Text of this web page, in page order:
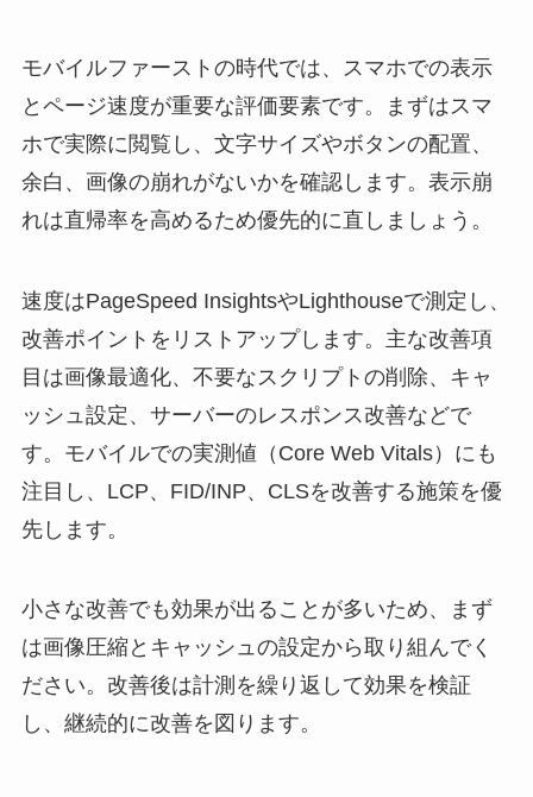
モバイルファーストの時代では、スマホでの表示
とページ速度が重要な評価要素です。まずはスマ
ホで実際に閲覧し、文字サイズやボタンの配置、
余白、画像の崩れがないかを確認します。表示崩
れは直帰率を高めるため優先的に直しましょう。
速度はPageSpeed InsightsやLighthouseで測定し、
改善ポイントをリストアップします。主な改善項
目は画像最適化、不要なスクリプトの削除、キャ
ッシュ設定、サーバーのレスポンス改善などで
す。モバイルでの実測値（Core Web Vitals）にも
注目し、LCP、FID/INP、CLSを改善する施策を優
先します。
小さな改善でも効果が出ることが多いため、まず
は画像圧縮とキャッシュの設定から取り組んでく
ださい。改善後は計測を繰り返して効果を検証
し、継続的に改善を図ります。